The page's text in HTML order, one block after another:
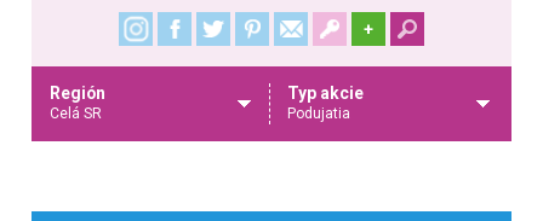
+
Región
Celá SR
Typ akcie
Podujatia